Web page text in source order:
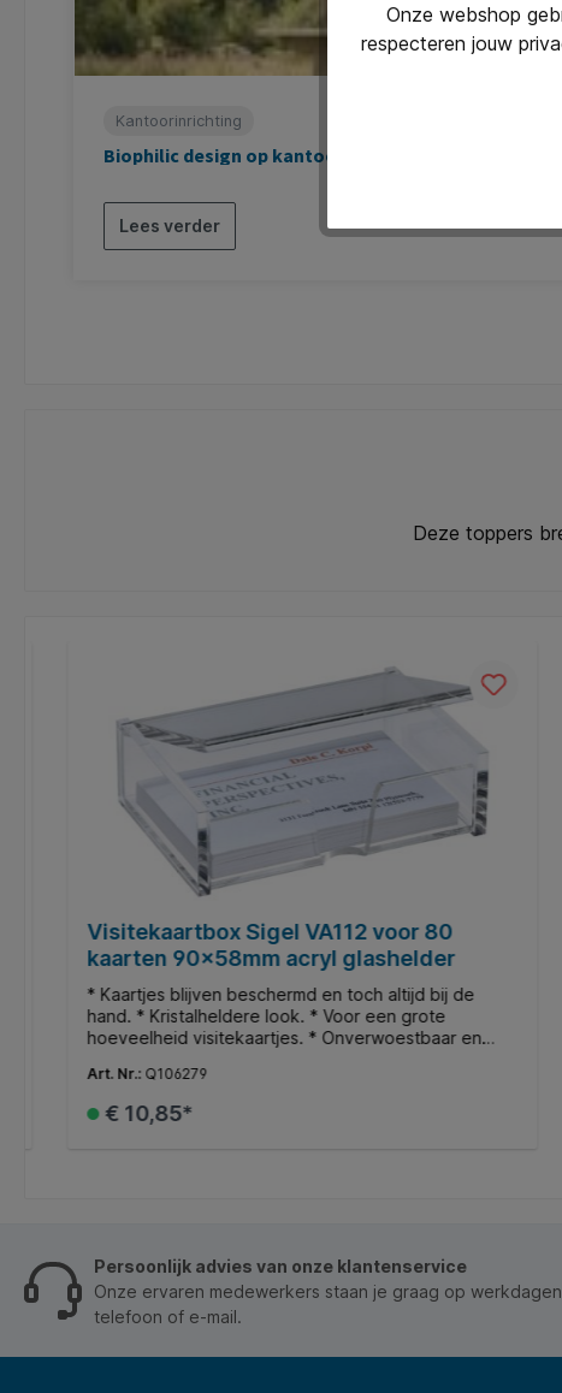
Kantoorinrichting
Biophilic design op kantoor: hoe natuur, akoestiek
Lees verder
Deze toppers
Visitekaartbox Sigel VA112 voor 80
kaarten 90x58mm acryl glashelder
* Kaartjes blijven beschermd en toch altijd bij de
hand. * Kristalheldere look. * Voor een grote
hoeveelheid visitekaartjes. * Onverwoestbaar en
Art. Nr.: Q106279
€ 10,85*
Persoonlijk advies van onze klantenservice
Onze ervaren medewerkers staan je graag op
telefoon of e-mail.
Onze webshop
respecteren jouw